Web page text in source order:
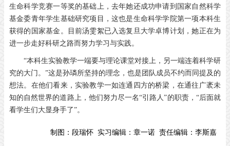
生命科学竞赛一等奖的基础上，去年她还成功申请到国家自然科学
基金委青年学生基础研究项目，这也是生命科学学院第一项本科生
获得的国家基金。目前汤雯絮已入选复旦大学卓博计划，她正在为
进一步走好科研之路而努力学习与实践。
“本科生实验教学一端要与理论课堂对接上，另一端连着科学研
究的大门。”这是孙璘所坚持的理念，也是团队成员不约而同提及的
想法。在他们看来，实验教学一如连通四方的桥梁，在通往广袤未
知的自然世界的道路上，他们努力尽一名“引路人”的职责，“后面就
看学生们大显身手了”。
制图： 段瑞怀 实习编辑： 章一诺 责任编辑： 李斯嘉